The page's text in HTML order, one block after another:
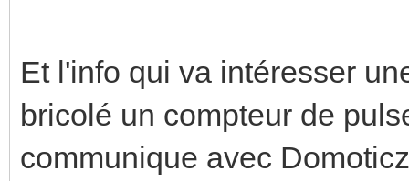
Et l'info qui va intéresser
bricolé un compteur de
communique avec